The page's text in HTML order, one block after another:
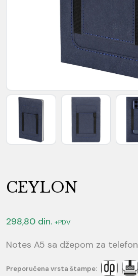
CEYLON
298,80 din. +PDV
Notes A5 sa džepom za telefon
Preporučena vrsta štampe: